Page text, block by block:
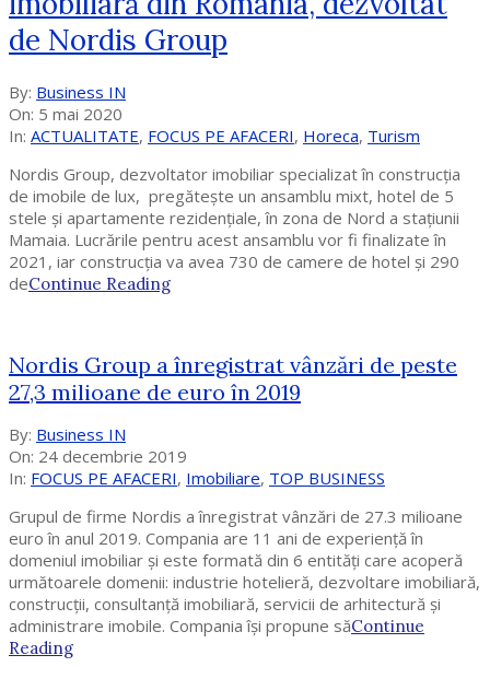
de Nordis Group
2020-
05-
05
By: Business IN
On: 5 mai 2020
In: ACTUALITATE, FOCUS PE AFACERI, Horeca, Turism
Nordis Group, dezvoltator imobiliar specializat în construcția
de imobile de lux, pregătește un ansamblu mixt, hotel de 5
stele și apartamente rezidențiale, în zona de Nord a stațiunii
Mamaia. Lucrările pentru acest ansamblu vor fi finalizate în
2021, iar construcția va avea 730 de camere de hotel și 290
deContinue Reading
Nordis Group a înregistrat vânzări de peste
27,3 milioane de euro în 2019
2019-
12-
24
By: Business IN
On: 24 decembrie 2019
In: FOCUS PE AFACERI, Imobiliare, TOP BUSINESS
Grupul de firme Nordis a înregistrat vânzări de 27.3 milioane
euro în anul 2019. Compania are 11 ani de experiență în
domeniul imobiliar și este formată din 6 entități care acoperă
următoarele domenii: industrie hotelieră, dezvoltare imobiliară,
construcții, consultanță imobiliară, servicii de arhitectură și
administrare imobile. Compania își propune săContinue
Reading